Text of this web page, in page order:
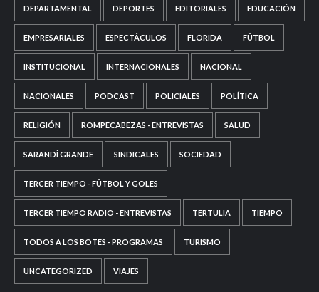
DEPARTAMENTAL DEPORTES EDITORIALES EDUCACIÓN
EMPRESARIALES ESPECTÁCULOS FLORIDA FÚTBOL
INSTITUCIONAL INTERNACIONALES NACIONAL
NACIONALES PODCAST POLICIALES POLÍTICA
RELIGIÓN ROMPECABEZAS - ENTREVISTAS SALUD
SARANDÍ GRANDE SINDICALES SOCIEDAD
TERCER TIEMPO - FÚTBOL Y GOLES
TERCER TIEMPO RADIO - ENTREVISTAS TERTULIA TIEMPO
TODOS A LOS BOTES - PROGRAMAS TURISMO
UNCATEGORIZED VIAJES